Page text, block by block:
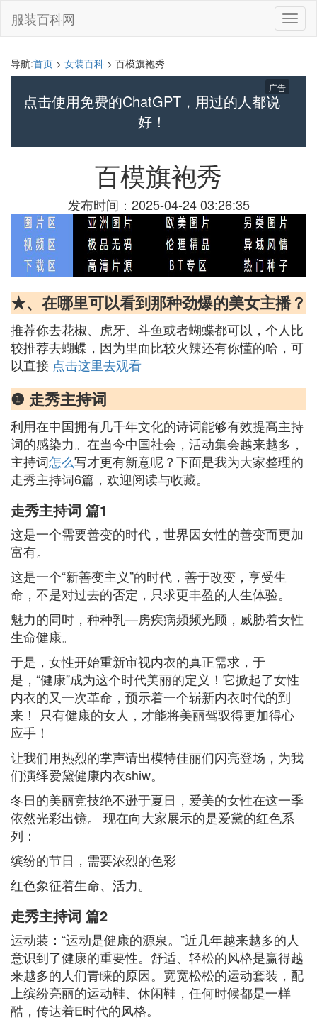
切
换
服装百科网
导航:首页 > 女装百科 > 百模旗袍秀
点击使用免费的ChatGPT，用过的人都说
好！
广告
百模旗袍秀
发布时间：2025-04-24 03:26:35
★、在哪里可以看到那种劲爆的美女主播？
推荐你去花椒、虎牙、斗鱼或者蝴蝶都可以，个人比
较推荐去蝴蝶，因为里面比较火辣还有你懂的哈，可
以直接 点击这里去观看
❶ 走秀主持词
利用在中国拥有几千年文化的诗词能够有效提高主持
词的感染力。在当今中国社会，活动集会越来越多，
主持词怎么写才更有新意呢？下面是我为大家整理的
走秀主持词6篇，欢迎阅读与收藏。
走秀主持词 篇1
这是一个需要善变的时代，世界因女性的善变而更加
富有。
这是一个“新善变主义”的时代，善于改变，享受生
命，不是对过去的否定，只求更丰盈的人生体验。
魅力的同时，种种乳—房疾病频频光顾，威胁着女性
生命健康。
于是，女性开始重新审视内衣的真正需求，于
是，“健康”成为这个时代美丽的定义！它掀起了女性
内衣的又一次革命，预示着一个崭新内衣时代的到
来！ 只有健康的女人，才能将美丽驾驭得更加得心
应手！
让我们用热烈的掌声请出模特佳丽们闪亮登场，为我
们演绎爱黛健康内衣shiw。
冬日的美丽竞技绝不逊于夏日，爱美的女性在这一季
依然光彩出镜。 现在向大家展示的是爱黛的红色系
列：
缤纷的节日，需要浓烈的色彩
红色象征着生命、活力。
走秀主持词 篇2
运动装：“运动是健康的源泉。”近几年越来越多的人
意识到了健康的重要性。舒适、轻松的风格是赢得越
来越多的人们青睐的原因。宽宽松松的运动套装，配
上缤纷亮丽的运动鞋、休闲鞋，任何时候都是一样
酷，传达着E时代的风格。